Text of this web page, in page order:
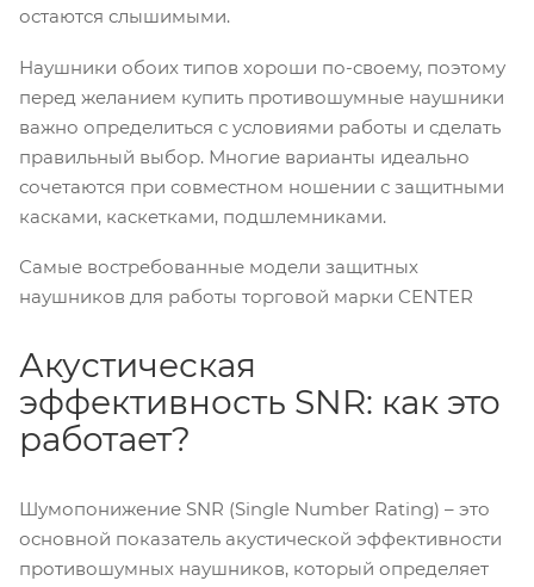
остаются слышимыми.
Наушники обоих типов хороши по-своему, поэтому
перед желанием купить противошумные наушники
важно определиться с условиями работы и сделать
правильный выбор. Многие варианты идеально
сочетаются при совместном ношении с защитными
касками, каскетками, подшлемниками.
Самые востребованные модели защитных
наушников для работы торговой марки CENTER
Акустическая
эффективность SNR: как это
работает?
Шумопонижение SNR (Single Number Rating) – это
основной показатель акустической эффективности
противошумных наушников, который определяет